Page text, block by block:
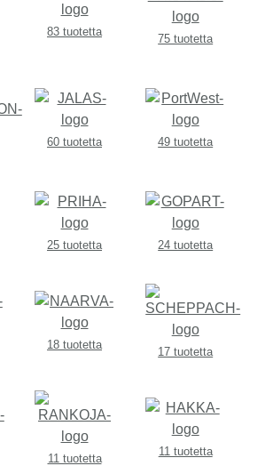
83 tuotetta
75 tuotetta
60 tuotetta 49 tuotetta
25 tuotetta 24 tuotetta
18 tuotetta
17 tuotetta
11 tuotetta
11 tuotetta